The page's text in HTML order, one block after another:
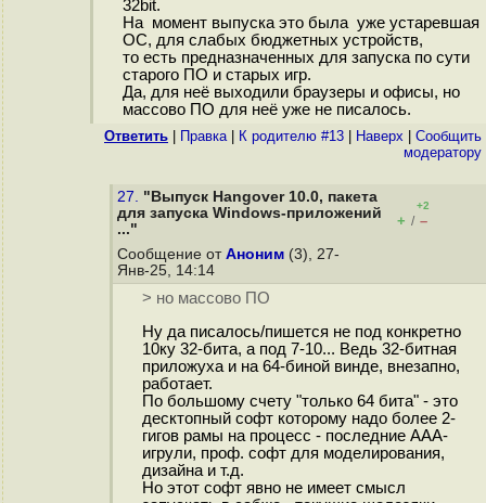
32bit.
На момент выпуска это была уже устаревшая
ОС, для слабых бюджетных устройств,
то есть предназначенных для запуска по сути
старого ПО и старых игр.
Да, для неё выходили браузеры и офисы, но
массово ПО для неё уже не писалось.
Ответить Правка| К родителю #13 Наверх
Cообщить
модератору
27. "Выпуск Hangover 10.0, пакета
для запуска Windows-приложений
..."
+2
+ / –
Сообщение от Аноним (3), 27-
Янв-25, 14:14
> но массово ПО
Ну да писалось/пишется не под конкретно
10ку 32-бита, а под 7-10... Ведь 32-битная
приложуха и на 64-биной винде, внезапно,
работает.
По большому счету "только 64 бита" - это
десктопный софт которому надо более 2-
гигов рамы на процесс - последние ААА-
игрули, проф. софт для моделирования,
дизайна и т.д.
Но этот софт явно не имеет смысл